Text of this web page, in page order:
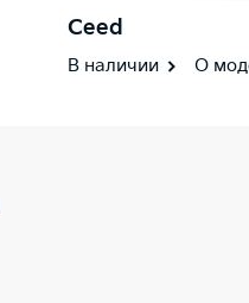
Ceed
В наличии О